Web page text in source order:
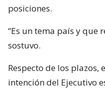
posiciones.
“Es un tema país y que
sostuvo.
Respecto de los
intención del Ejecutivo